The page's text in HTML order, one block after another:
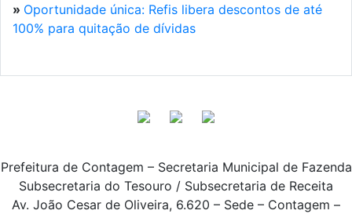
» Oportunidade única: Refis libera descontos de até
100% para quitação de dívidas
Prefeitura de Contagem – Secretaria Municipal de Fazenda
Subsecretaria do Tesouro / Subsecretaria de Receita
Av. João Cesar de Oliveira, 6.620 – Sede – Contagem –